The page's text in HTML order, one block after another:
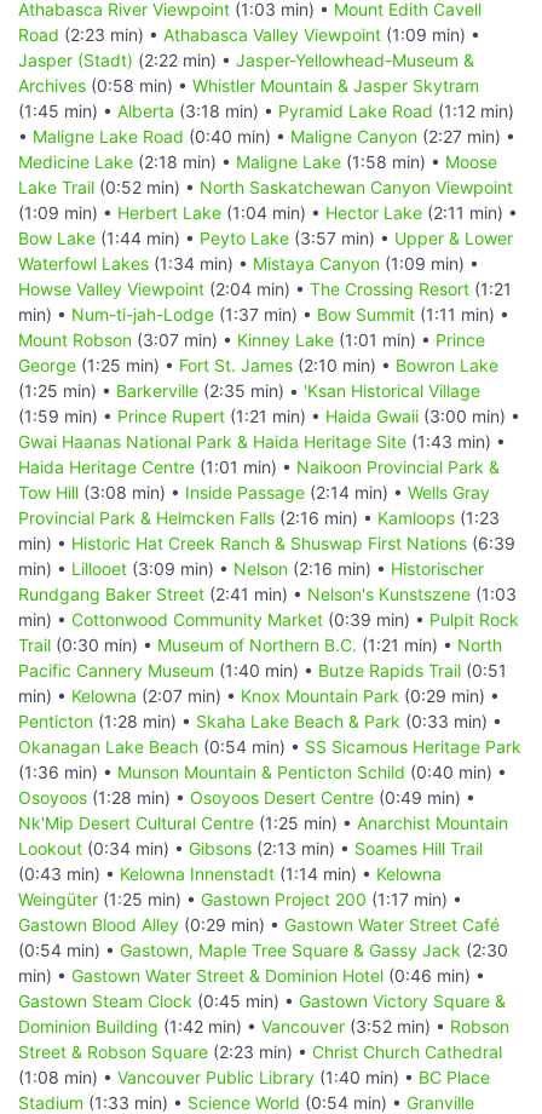
Athabasca River Viewpoint (1:03 min) • Mount Edith Cavell
Road (2:23 min) • Athabasca Valley Viewpoint (1:09 min) •
Jasper (Stadt) (2:22 min) • Jasper-Yellowhead-Museum &
Archives (0:58 min) • Whistler Mountain & Jasper Skytram
(1:45 min) • Alberta (3:18 min) • Pyramid Lake Road (1:12 min)
• Maligne Lake Road (0:40 min) • Maligne Canyon (2:27 min) •
Medicine Lake (2:18 min) • Maligne Lake (1:58 min) • Moose
Lake Trail (0:52 min) • North Saskatchewan Canyon Viewpoint
(1:09 min) • Herbert Lake (1:04 min) • Hector Lake (2:11 min) •
Bow Lake (1:44 min) • Peyto Lake (3:57 min) • Upper & Lower
Waterfowl Lakes (1:34 min) • Mistaya Canyon (1:09 min) •
Howse Valley Viewpoint (2:04 min) • The Crossing Resort (1:21
min) • Num-ti-jah-Lodge (1:37 min) • Bow Summit (1:11 min) •
Mount Robson (3:07 min) • Kinney Lake (1:01 min) • Prince
George (1:25 min) • Fort St. James (2:10 min) • Bowron Lake
(1:25 min) • Barkerville (2:35 min) • 'Ksan Historical Village
(1:59 min) • Prince Rupert (1:21 min) • Haida Gwaii (3:00 min) •
Gwai Haanas National Park & Haida Heritage Site (1:43 min) •
Haida Heritage Centre (1:01 min) • Naikoon Provincial Park &
Tow Hill (3:08 min) • Inside Passage (2:14 min) • Wells Gray
Provincial Park & Helmcken Falls (2:16 min) • Kamloops (1:23
min) • Historic Hat Creek Ranch & Shuswap First Nations (6:39
min) • Lillooet (3:09 min) • Nelson (2:16 min) • Historischer
Rundgang Baker Street (2:41 min) • Nelson's Kunstszene (1:03
min) • Cottonwood Community Market (0:39 min) • Pulpit Rock
Trail (0:30 min) • Museum of Northern B.C. (1:21 min) • North
Pacific Cannery Museum (1:40 min) • Butze Rapids Trail (0:51
min) • Kelowna (2:07 min) • Knox Mountain Park (0:29 min) •
Penticton (1:28 min) • Skaha Lake Beach & Park (0:33 min) •
Okanagan Lake Beach (0:54 min) • SS Sicamous Heritage Park
(1:36 min) • Munson Mountain & Penticton Schild (0:40 min) •
Osoyoos (1:28 min) • Osoyoos Desert Centre (0:49 min) •
Nk'Mip Desert Cultural Centre (1:25 min) • Anarchist Mountain
Lookout (0:34 min) • Gibsons (2:13 min) • Soames Hill Trail
(0:43 min) • Kelowna Innenstadt (1:14 min) • Kelowna
Weingüter (1:25 min) • Gastown Project 200 (1:17 min) •
Gastown Blood Alley (0:29 min) • Gastown Water Street Café
(0:54 min) • Gastown, Maple Tree Square & Gassy Jack (2:30
min) • Gastown Water Street & Dominion Hotel (0:46 min) •
Gastown Steam Clock (0:45 min) • Gastown Victory Square &
Dominion Building (1:42 min) • Vancouver (3:52 min) • Robson
Street & Robson Square (2:23 min) • Christ Church Cathedral
(1:08 min) • Vancouver Public Library (1:40 min) • BC Place
Stadium (1:33 min) • Science World (0:54 min) • Granville